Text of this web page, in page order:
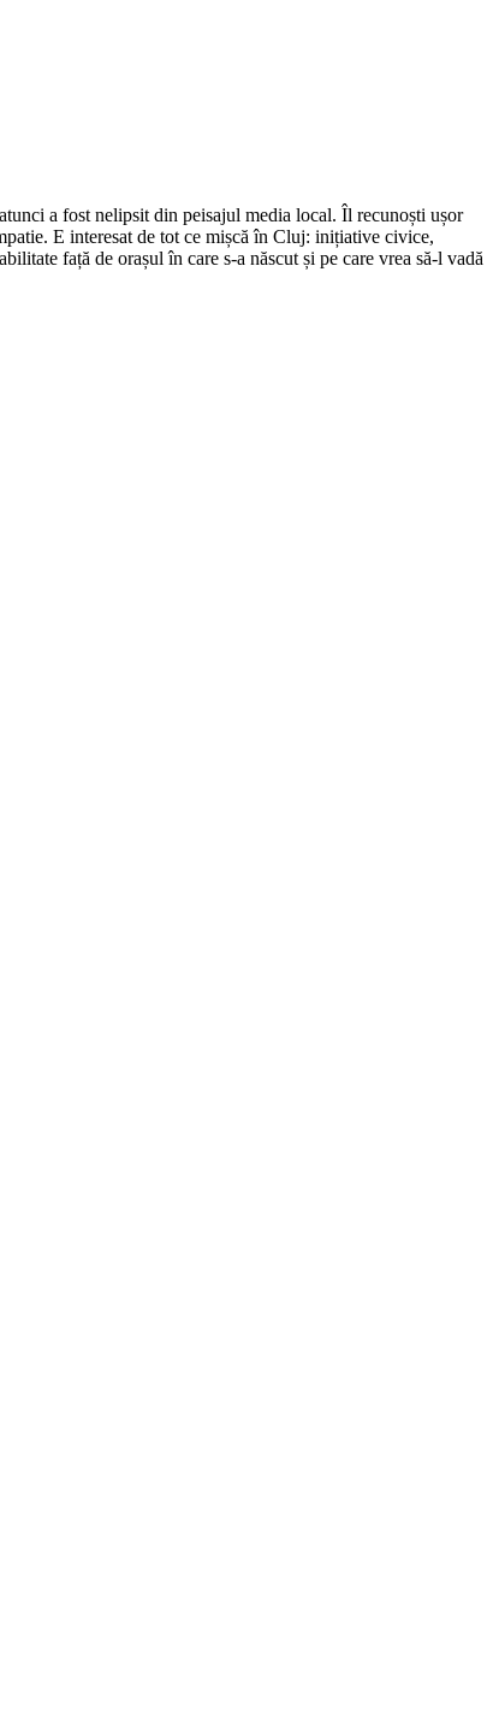
a fost nelipsit din peisajul media local. Îl recunoști ușor
E interesat de tot ce mișcă în Cluj: inițiative civice,
față de orașul în care s-a născut și pe care vrea să-l vadă